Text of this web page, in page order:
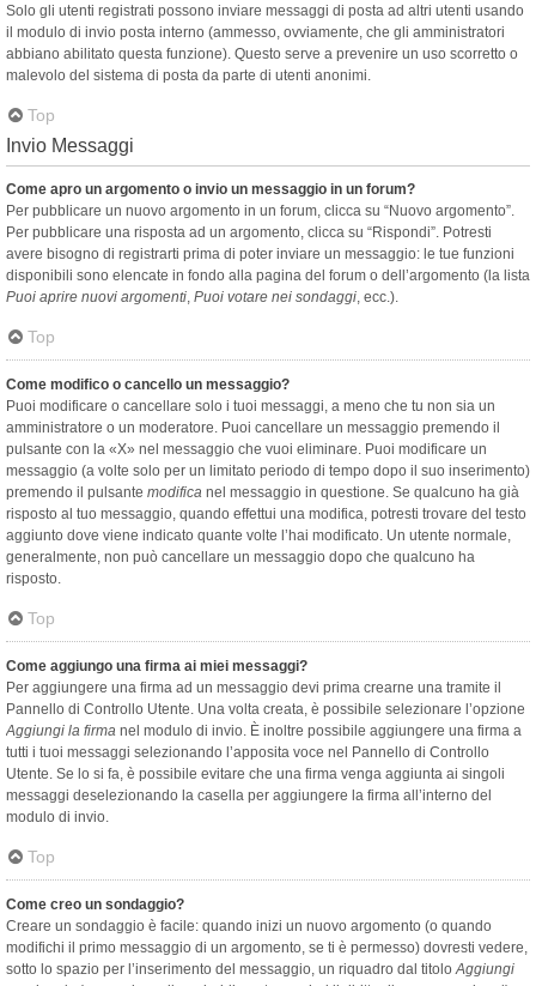
Solo gli utenti registrati possono inviare messaggi di posta ad altri utenti usando
il modulo di invio posta interno (ammesso, ovviamente, che gli amministratori
abbiano abilitato questa funzione). Questo serve a prevenire un uso scorretto o
malevolo del sistema di posta da parte di utenti anonimi.
Top
Invio Messaggi
Come apro un argomento o invio un messaggio in un forum?
Per pubblicare un nuovo argomento in un forum, clicca su “Nuovo argomento”.
Per pubblicare una risposta ad un argomento, clicca su “Rispondi”. Potresti
avere bisogno di registrarti prima di poter inviare un messaggio: le tue funzioni
disponibili sono elencate in fondo alla pagina del forum o dell’argomento (la lista
Puoi aprire nuovi argomenti, Puoi votare nei sondaggi, ecc.).
Top
Come modifico o cancello un messaggio?
Puoi modificare o cancellare solo i tuoi messaggi, a meno che tu non sia un
amministratore o un moderatore. Puoi cancellare un messaggio premendo il
pulsante con la «X» nel messaggio che vuoi eliminare. Puoi modificare un
messaggio (a volte solo per un limitato periodo di tempo dopo il suo inserimento)
premendo il pulsante modifica nel messaggio in questione. Se qualcuno ha già
risposto al tuo messaggio, quando effettui una modifica, potresti trovare del testo
aggiunto dove viene indicato quante volte l’hai modificato. Un utente normale,
generalmente, non può cancellare un messaggio dopo che qualcuno ha
risposto.
Top
Come aggiungo una firma ai miei messaggi?
Per aggiungere una firma ad un messaggio devi prima crearne una tramite il
Pannello di Controllo Utente. Una volta creata, è possibile selezionare l’opzione
Aggiungi la firma nel modulo di invio. È inoltre possibile aggiungere una firma a
tutti i tuoi messaggi selezionando l’apposita voce nel Pannello di Controllo
Utente. Se lo si fa, è possibile evitare che una firma venga aggiunta ai singoli
messaggi deselezionando la casella per aggiungere la firma all’interno del
modulo di invio.
Top
Come creo un sondaggio?
Creare un sondaggio è facile: quando inizi un nuovo argomento (o quando
modifichi il primo messaggio di un argomento, se ti è permesso) dovresti vedere,
sotto lo spazio per l’inserimento del messaggio, un riquadro dal titoloAggiungi